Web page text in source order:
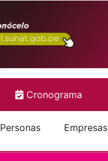
Cronograma
Personas Empresas